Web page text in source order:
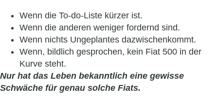
Wenn die To-do-Liste kürzer ist.
Wenn die anderen weniger fordernd sind.
Wenn nichts Ungeplantes dazwischenkommt.
Wenn, bildlich gesprochen, kein Fiat 500 in der
Kurve steht.
Nur hat das Leben bekanntlich eine gewisse
Schwäche für genau solche Fiats.